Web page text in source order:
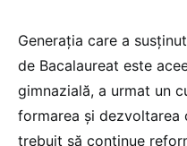
Generația care a
de Bacalaureat este
gimnazială, a urmat un
formarea și dezvoltarea
trebuit să continue